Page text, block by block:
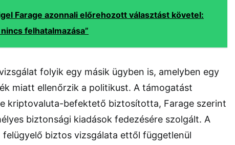
Farage azonnali előrehozott választást követel:
felhatalmazása”
folyik egy másik ügyben is, amelyben egy
miatt ellenőrzik a politikust. A támogatást
kriptovaluta-befektető biztosította, Farage szerint
biztonsági kiadások fedezésére szolgált. A
biztos vizsgálata ettől függetlenül